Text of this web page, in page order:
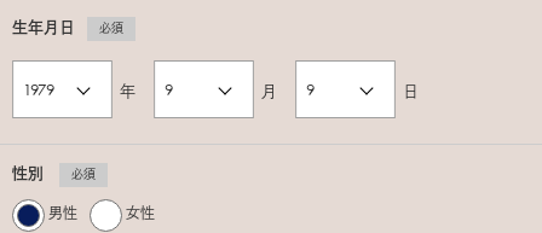
生年月日 必須
年 月 日
性別 必須
男性 女性